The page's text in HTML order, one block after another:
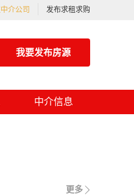
介公司 发布求租求购
我要发布房源
中介信息
更多